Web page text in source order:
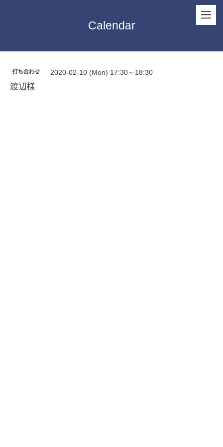
Calendar
打ち合わせ 2020-02-10 (Mon) 17:30～18:30
渡辺様